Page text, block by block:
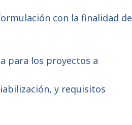
con la finalidad de
para los proyectos a
y requisitos